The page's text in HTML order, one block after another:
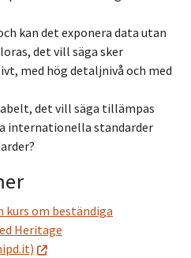
kan det exponera data utan
det vill säga sker
med hög detaljnivå och med
det vill säga tillämpas
internationella standarder
om beständiga
Heritage